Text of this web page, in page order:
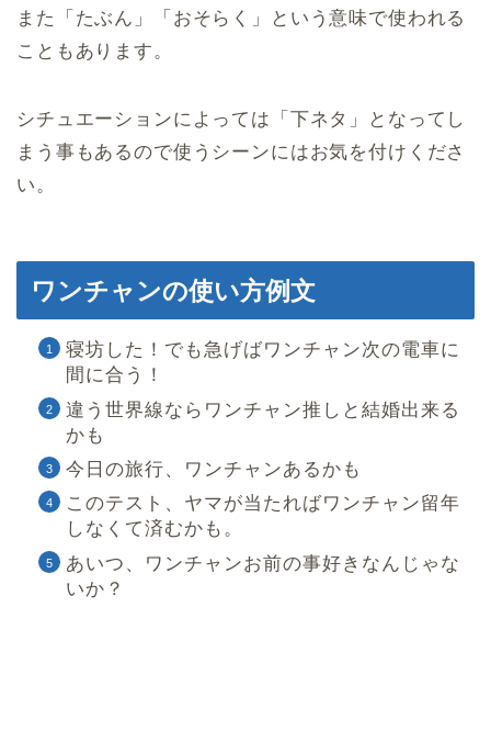
また「たぶん」「おそらく」という意味で使われる
こともあります。
シチュエーションによっては「下ネタ」となってし
まう事もあるので使うシーンにはお気を付けくださ
い。
ワンチャンの使い方例文
寝坊した！でも急げばワンチャン次の電車に
間に合う！
違う世界線ならワンチャン推しと結婚出来る
かも
今日の旅行、ワンチャンあるかも
このテスト、ヤマが当たればワンチャン留年
しなくて済むかも。
あいつ、ワンチャンお前の事好きなんじゃな
いか？